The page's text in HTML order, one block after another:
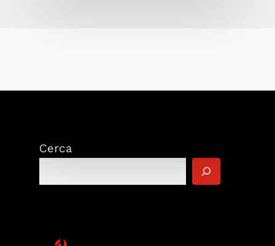
Cerca